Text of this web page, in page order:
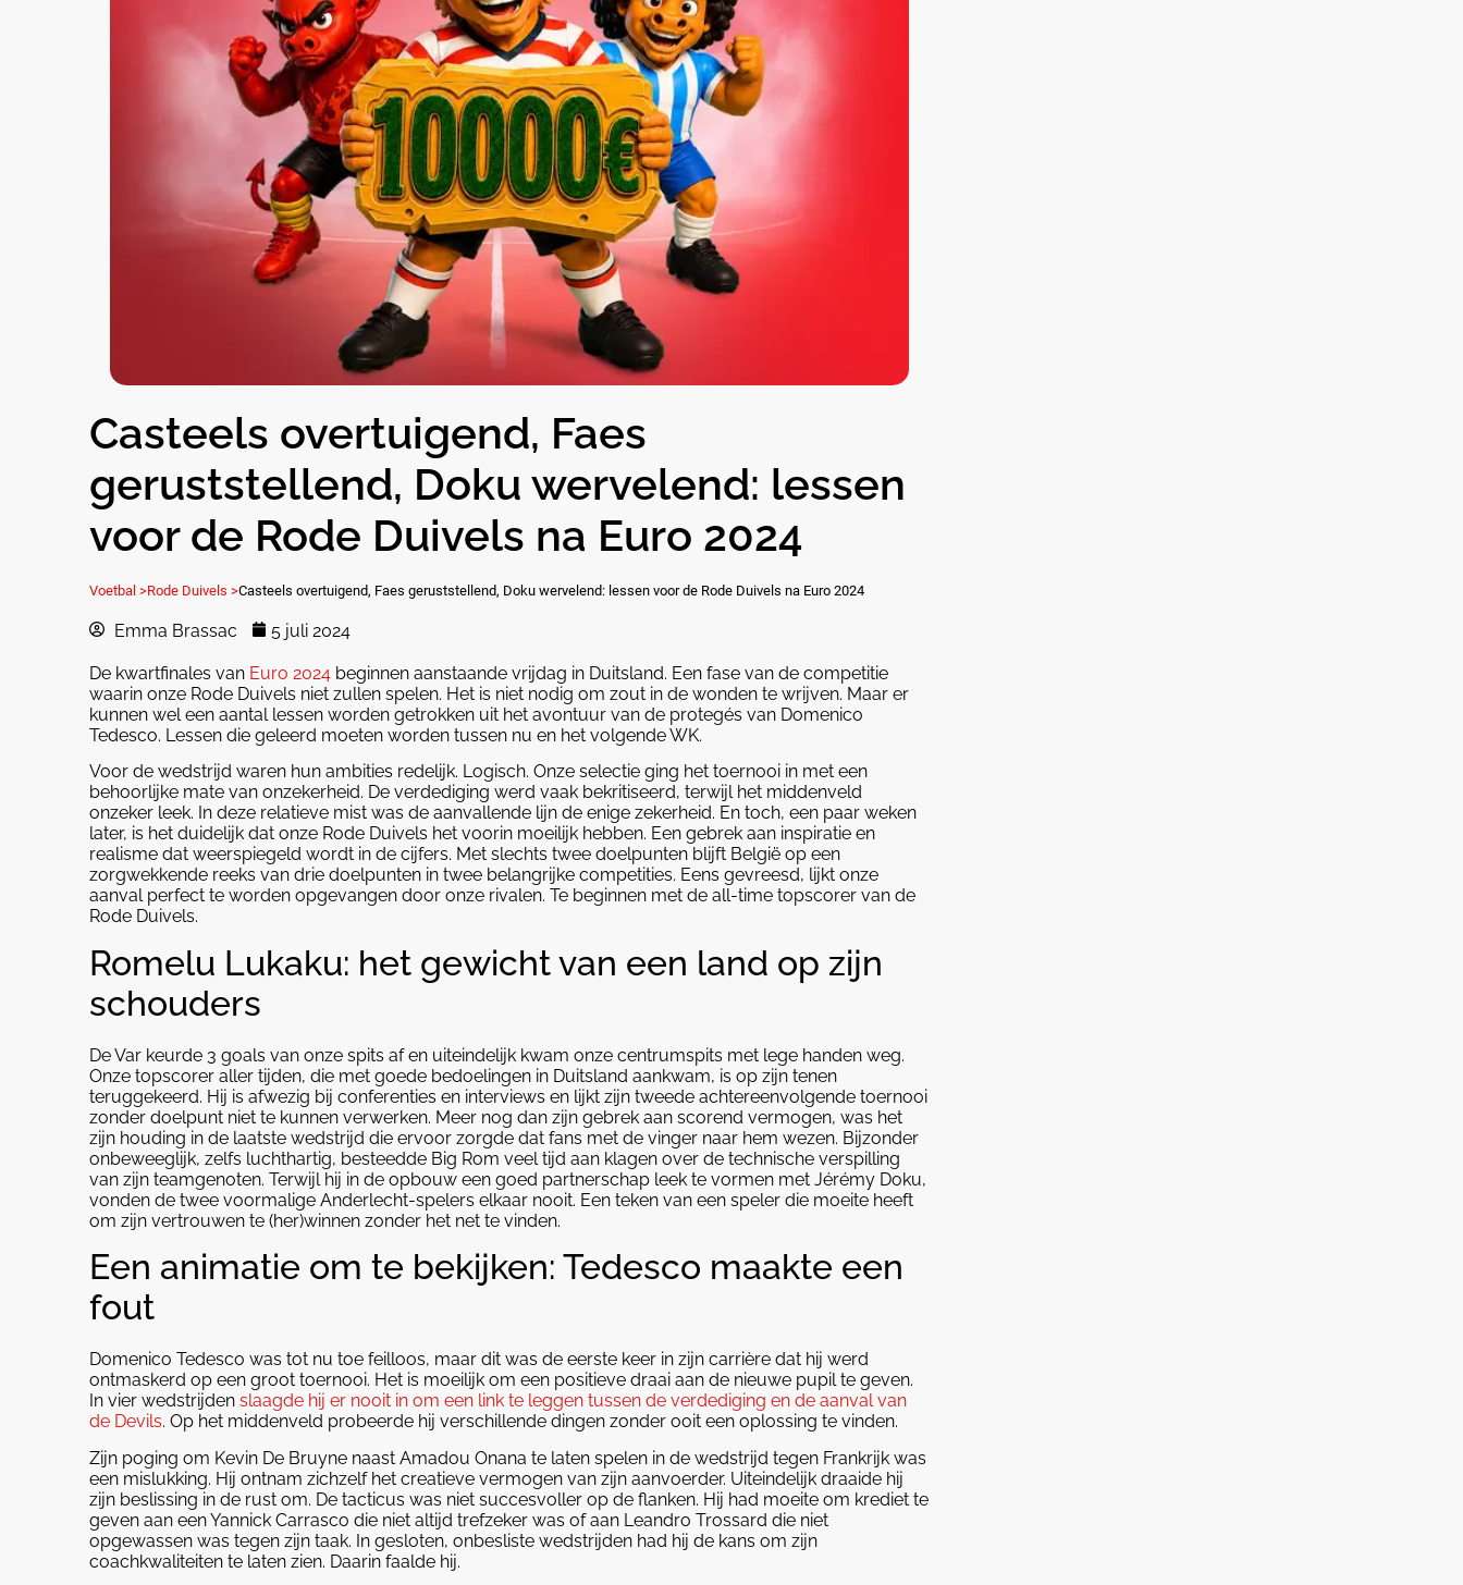
Casteels overtuigend, Faes
geruststellend, Doku wervelend: lessen
voor de Rode Duivels na Euro 2024
Voetbal >Rode Duivels >Casteels overtuigend, Faes geruststellend, Doku wervelend: lessen voor de Rode Duivels na Euro 2024
Emma Brassac 5 juli 2024
De kwartfinales van Euro 2024 beginnen aanstaande vrijdag in Duitsland. Een fase van de competitie
waarin onze Rode Duivels niet zullen spelen. Het is niet nodig om zout in de wonden te wrijven. Maar er
kunnen wel een aantal lessen worden getrokken uit het avontuur van de protegés van Domenico
Tedesco. Lessen die geleerd moeten worden tussen nu en het volgende WK.
Voor de wedstrijd waren hun ambities redelijk. Logisch. Onze selectie ging het toernooi in met een
behoorlijke mate van onzekerheid. De verdediging werd vaak bekritiseerd, terwijl het middenveld
onzeker leek. In deze relatieve mist was de aanvallende lijn de enige zekerheid. En toch, een paar weken
later, is het duidelijk dat onze Rode Duivels het voorin moeilijk hebben. Een gebrek aan inspiratie en
realisme dat weerspiegeld wordt in de cijfers. Met slechts twee doelpunten blijft België op een
zorgwekkende reeks van drie doelpunten in twee belangrijke competities. Eens gevreesd, lijkt onze
aanval perfect te worden opgevangen door onze rivalen. Te beginnen met de all-time topscorer van de
Rode Duivels.
Romelu Lukaku: het gewicht van een land op zijn
schouders
De Var keurde 3 goals van onze spits af en uiteindelijk kwam onze centrumspits met lege handen weg.
Onze topscorer aller tijden, die met goede bedoelingen in Duitsland aankwam, is op zijn tenen
teruggekeerd. Hij is afwezig bij conferenties en interviews en lijkt zijn tweede achtereenvolgende toernooi
zonder doelpunt niet te kunnen verwerken. Meer nog dan zijn gebrek aan scorend vermogen, was het
zijn houding in de laatste wedstrijd die ervoor zorgde dat fans met de vinger naar hem wezen. Bijzonder
onbeweeglijk, zelfs luchthartig, besteedde Big Rom veel tijd aan klagen over de technische verspilling
van zijn teamgenoten. Terwijl hij in de opbouw een goed partnerschap leek te vormen met Jérémy Doku,
vonden de twee voormalige Anderlecht-spelers elkaar nooit. Een teken van een speler die moeite heeft
om zijn vertrouwen te (her)winnen zonder het net te vinden.
Een animatie om te bekijken: Tedesco maakte een
fout
Domenico Tedesco was tot nu toe feilloos, maar dit was de eerste keer in zijn carrière dat hij werd
ontmaskerd op een groot toernooi. Het is moeilijk om een positieve draai aan de nieuwe pupil te geven.
In vier wedstrijden slaagde hij er nooit in om een link te leggen tussen de verdediging en de aanval van
de Devils. Op het middenveld probeerde hij verschillende dingen zonder ooit een oplossing te vinden.
Zijn poging om Kevin De Bruyne naast Amadou Onana te laten spelen in de wedstrijd tegen Frankrijk was
een mislukking. Hij ontnam zichzelf het creatieve vermogen van zijn aanvoerder. Uiteindelijk draaide hij
zijn beslissing in de rust om. De tacticus was niet succesvoller op de flanken. Hij had moeite om krediet te
geven aan een Yannick Carrasco die niet altijd trefzeker was of aan Leandro Trossard die niet
opgewassen was tegen zijn taak. In gesloten, onbesliste wedstrijden had hij de kans om zijn
coachkwaliteiten te laten zien. Daarin faalde hij.